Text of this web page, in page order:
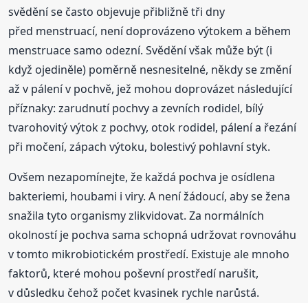
svědění se často objevuje přibližně tři dny
před menstruací, není doprovázeno výtokem a během
menstruace samo odezní. Svědění však může být (i
když ojediněle) poměrně nesnesitelné, někdy se změní
až v pálení v pochvě, jež mohou doprovázet následující
příznaky: zarudnutí pochvy a zevních rodidel, bílý
tvarohovitý výtok z pochvy, otok rodidel, pálení a řezání
při močení, zápach výtoku, bolestivý pohlavní styk.
Ovšem nezapomínejte, že každá pochva je osídlena
bakteriemi, houbami i viry. A není žádoucí, aby se žena
snažila tyto organismy zlikvidovat. Za normálních
okolností je pochva sama schopná udržovat rovnováhu
v tomto mikrobiotickém prostředí. Existuje ale mnoho
faktorů, které mohou poševní prostředí narušit,
v důsledku čehož počet kvasinek rychle narůstá.